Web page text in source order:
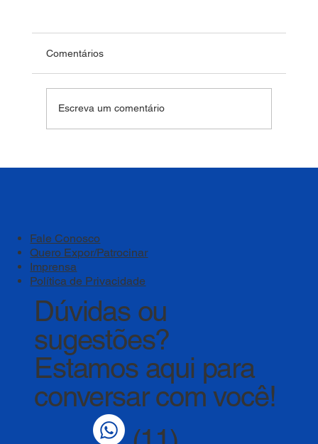
Comentários
Escreva um comentário
Fale Conosco
Quero Expor/Patrocinar
Imprensa
Política de Privacidade
Dúvidas ou
sugestões?
Estamos aqui para
conversar com você!